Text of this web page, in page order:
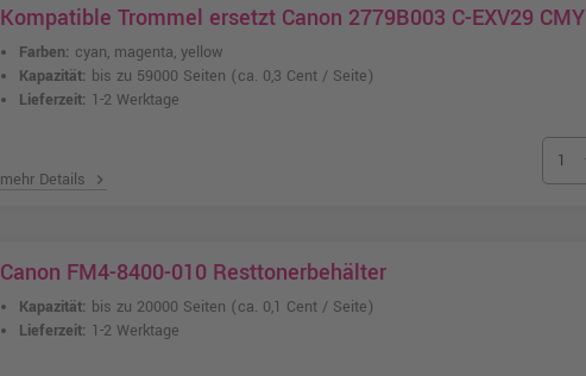
Kompatible Trommel ersetzt Canon 2779B003 C-EXV29 CMY
Farben: cyan, magenta, yellow
Kapazität: bis zu 59000 Seiten (ca. 0,3 Cent / Seite)
Lieferzeit: 1-2 Werktage
mehr Details chevron_right
Canon FM4-8400-010 Resttonerbehälter
Kapazität: bis zu 20000 Seiten (ca. 0,1 Cent / Seite)
Lieferzeit: 1-2 Werktage